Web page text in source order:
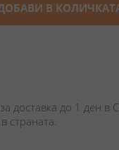
В
доставка до 1 ден в
страната.